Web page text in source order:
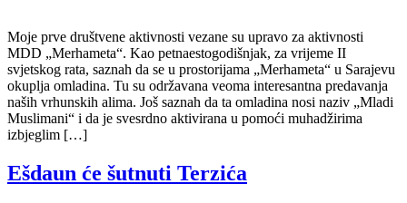
Moje prve društvene aktivnosti vezane su upravo za aktivnosti
MDD „Merhameta“. Kao petnaestogodišnjak, za vrijeme II
svjetskog rata, saznah da se u prostorijama „Merhameta“ u Sarajevu
okuplja omladina. Tu su održavana veoma interesantna predavanja
naših vrhunskih alima. Još saznah da ta omladina nosi naziv „Mladi
Muslimani“ i da je svesrdno aktivirana u pomoći muhadžirima
izbjeglim […]
Ešdaun će šutnuti Terzića